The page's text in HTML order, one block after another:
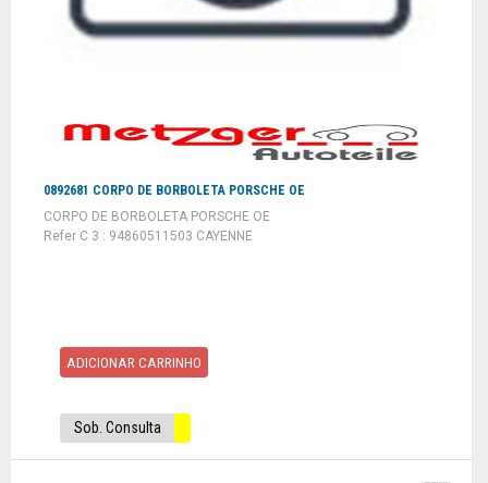
0892681 CORPO DE BORBOLETA PORSCHE OE
CORPO DE BORBOLETA PORSCHE OE
Refer C 3 : 94860511503 CAYENNE
ADICIONAR CARRINHO
Sob. Consulta